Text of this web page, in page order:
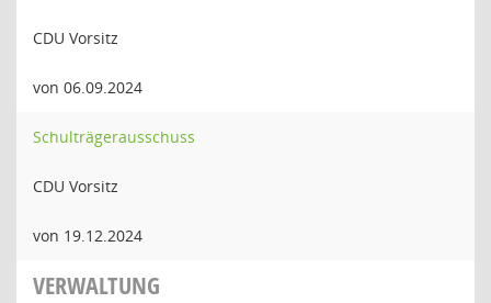
CDU Vorsitz
von 06.09.2024
Schulträgerausschuss
CDU Vorsitz
von 19.12.2024
VERWALTUNG